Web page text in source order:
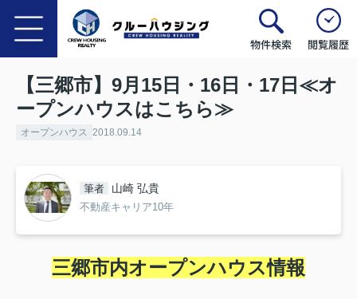
物件検索 閲覧履歴
【三郷市】9月15日・16日・17日≪オ
ープンハウスはこちら≫
オープンハウス 2018.09.14
筆者 山崎 弘貴
不動産キャリア10年
三郷市内オープンハウス情報